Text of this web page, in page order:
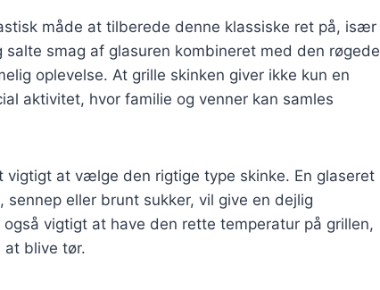
måde at tilberede denne klassiske ret på, især
smag af glasuren kombineret med den røgede
oplevelse. At grille skinken giver ikke kun en
aktivitet, hvor familie og venner kan samles
at vælge den rigtige type skinke. En glaseret
eller brunt sukker, vil give en dejlig
vigtigt at have den rette temperatur på grillen,
blive tør.